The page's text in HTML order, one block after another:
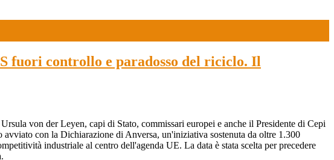
fuori controllo e paradosso del riciclo. Il
von der Leyen, capi di Stato, commissari europei e anche il Presidente di Cepi
con la Dichiarazione di Anversa, un'iniziativa sostenuta da oltre 1.300
industriale al centro dell'agenda UE. La data è stata scelta per precedere